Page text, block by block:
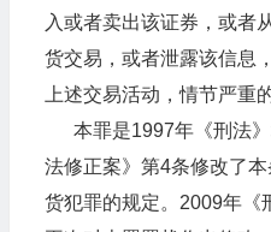
入或者卖出该证券，或者
货交易，或者泄露该信息
上述交易活动，情节严重
本罪是1997年《刑法》
法修正案》第4条修改了
货犯罪的规定。2009年《